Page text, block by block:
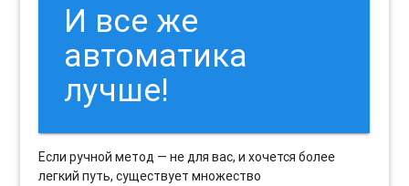
И все же
автоматика
лучше!
Если ручной метод — не для вас, и хочется более
легкий путь, существует множество